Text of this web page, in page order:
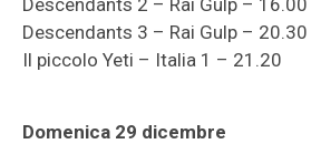
Descendants 2 – Rai Gulp – 16.00
Descendants 3 – Rai Gulp – 20.30
Il piccolo Yeti – Italia 1 – 21.20
Domenica 29 dicembre